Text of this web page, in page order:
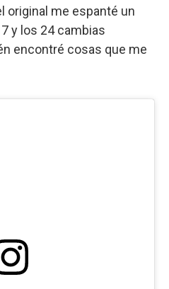
original me espanté un
y los 24 cambias
encontré cosas que me